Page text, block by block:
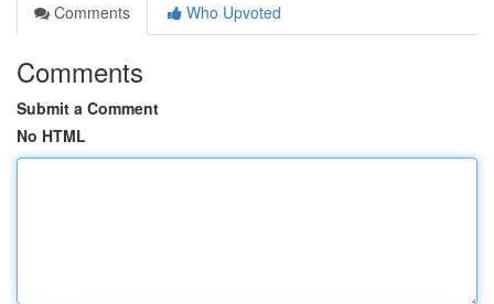
Comments
Who Upvoted
Comments
Submit a Comment
No HTML